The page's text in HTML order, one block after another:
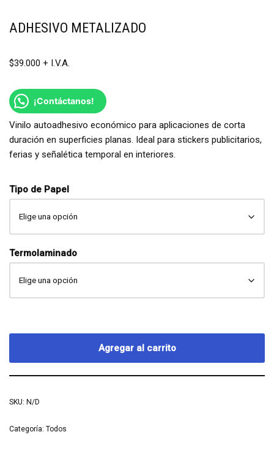
ADHESIVO METALIZADO
$39.000
¡Contáctanos!
Vinilo autoadhesivo económico para aplicaciones de corta
duración en superficies planas. Ideal para stickers publicitarios,
ferias y señalética temporal en interiores.
Tipo de Papel
Termolaminado
Agregar al carrito
SKU: N/D
Categoría: Todos